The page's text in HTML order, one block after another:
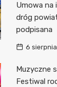
Umowa na
dróg
podpisana
6
Muzyczne
Festiwal